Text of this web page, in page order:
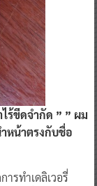
ร้ขีดจำกัด ” ” ผม
หน้าตรงกับชื่อ
ารทำเดลิเวอรี่